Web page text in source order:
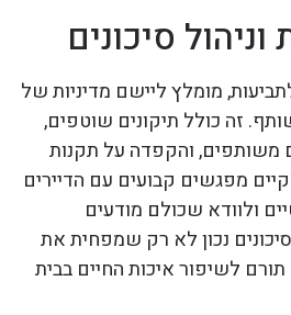
סיכונים
מומלץ ליישם מדיניות של
זה כולל תיקונים שוטפים,
משותפים, והקפדה על תקנות
מפגשים קבועים עם הדיירים
ולוודא שכולם מודעים
נכון לא רק שמפחית את
לשיפור איכות החיים בבית